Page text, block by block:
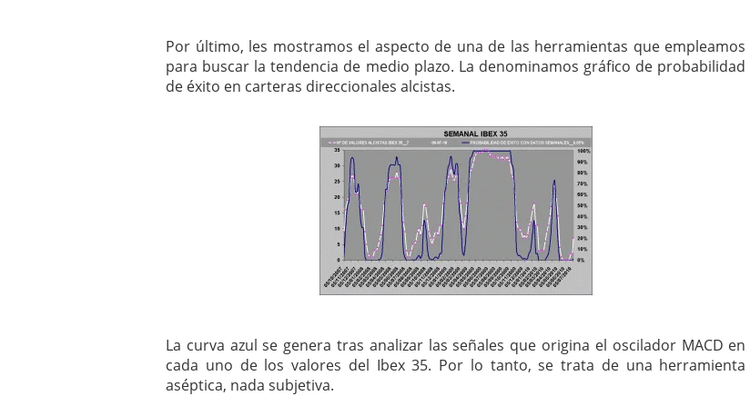
Por último, les mostramos el aspecto de una de las herramientas que empleamos
para buscar la tendencia de medio plazo. La denominamos gráfico de probabilidad
de éxito en carteras direccionales alcistas.
La curva azul se genera tras analizar las señales que origina el oscilador MACD en
cada uno de los valores del Ibex 35. Por lo tanto, se trata de una herramienta
aséptica, nada subjetiva.